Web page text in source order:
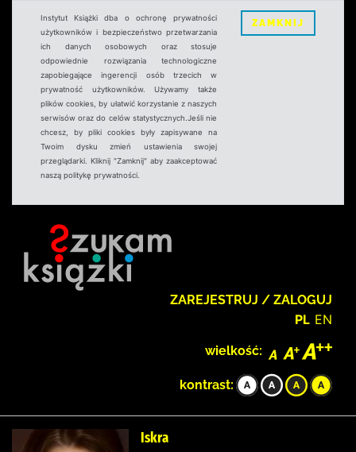
Instytut Książki dba o ochronę prywatności
użytkowników i bezpieczeństwo przetwarzania
ich danych osobowych oraz stosuje
odpowiednie rozwiązania technologiczne
zapobiegające ingerencji osób trzecich w
prywatność użytkowników. Używamy także
plików cookies, by ułatwić korzystanie z naszych
serwisów oraz do celów statystycznych.Jeśli nie
chcesz, by pliki cookies były zapisywane na
Twoim dysku zmień ustawienia swojej
przeglądarki. Kliknij "Zamknij" aby zaakceptować
naszą politykę prywatności.
ZAMKNIJ
ZAREJESTRUJ / ZALOGUJ
PL EN
wielkość:
kontrast:
Iskra